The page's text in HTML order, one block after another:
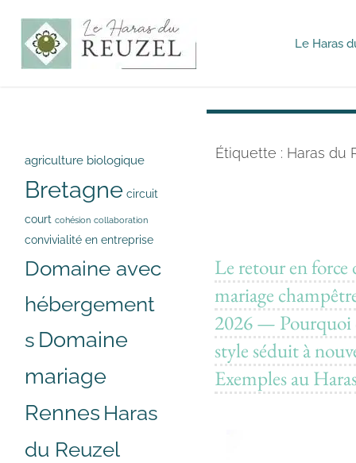
Séminaires
Le Haras
Étiquette : Haras du
Le retour en force
mariage
2026 — Pourquoi
style séduit à
Exemples au
agriculture biologique
Bretagne circuit
court cohésion collaboration
convivialité en entreprise
Domaine avec
hébergement
s Domaine
mariage
Rennes Haras
du Reuzel